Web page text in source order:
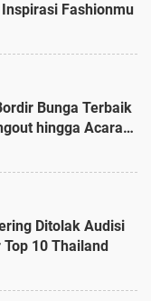
Fashionmu
Bunga Terbaik
hingga Acara
Ditolak Audisi
10 Thailand